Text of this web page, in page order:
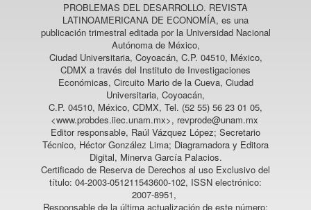
PROBLEMAS DEL DESARROLLO. REVISTA
LATINOAMERICANA DE ECONOMÍA, es una
publicación trimestral editada por la Universidad Nacional
Autónoma de México,
Ciudad Universitaria, Coyoacán, C.P. 04510, México,
CDMX a través del Instituto de Investigaciones
Económicas, Circuito Mario de la Cueva, Ciudad
Universitaria, Coyoacán,
C.P. 04510, México, CDMX, Tel. (52 55) 56 23 01 05,
<www.probdes.iiec.unam.mx>, revprode@unam.mx
Editor responsable, Raúl Vázquez López; Secretario
Técnico, Héctor González Lima; Diagramadora y Editora
Digital, Minerva García Palacios.
Certificado de Reserva de Derechos al uso Exclusivo del
título: 04-2003-051211543600-102, ISSN electrónico:
2007-8951,
Responsable de la última actualización de este número: